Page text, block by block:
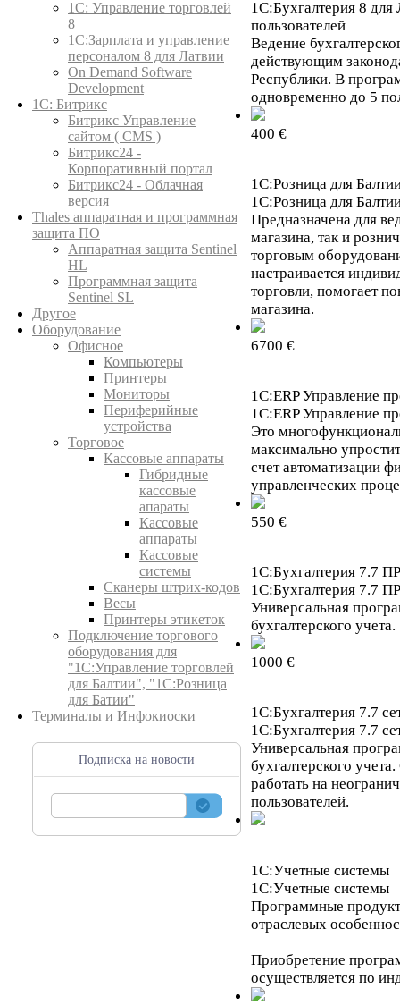
1C: Управление торговлей
8
1С:Зарплата и управление
персоналом 8 для Латвии
On Demand Software
Development
1С: Битрикс
Битрикс Управление
сайтом ( CMS )
Битрикс24 -
Корпоративный портал
Битрикс24 - Облачная
версия
Thales аппаратная и программная
защита ПО
Аппаратная защита Sentinel
HL
Программная защита
Sentinel SL
Другое
Оборудование
Офисное
Компьютеры
Принтеры
Мониторы
Периферийные
устройства
Торговое
Кассовые аппараты
Гибридные
кассовые
апараты
Кассовые
аппараты
Кассовые
системы
Сканеры штрих-кодов
Весы
Принтеры этикеток
Подключение торгового
оборудования для
"1С:Управление торговлей
для Балтии", "1С:Розница
для Батии"
Терминалы и Инфокиоски
Подписка на новости
1С:Бухгалтерия 8 для
пользователей
Ведение
действующим
Республики. В
одновременно до 5
400 €
1С:Розница для
1С:Розница для
Предназначена для
магазина, так и
торговым
настраивается
торговли, помогает
магазина.
6700 €
1С:ERP Управление
1С:ERP Управление
Это
максимально
счет автоматизации
управленческих
550 €
1С:Бухгалтерия 7.7
1С:Бухгалтерия 7.7
Универсальная
бухгалтерского учета.
1000 €
1С:Бухгалтерия 7.7
1С:Бухгалтерия 7.7
Универсальная
бухгалтерского
работать на
пользователей.
1С:Учетные системы
1С:Учетные системы
Программные
отраслевых
Приобретение
осуществляется по